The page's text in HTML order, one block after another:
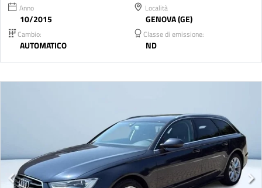
Anno
10/2015
Località
GENOVA (GE)
Cambio:
AUTOMATICO
Classe di emissione:
ND